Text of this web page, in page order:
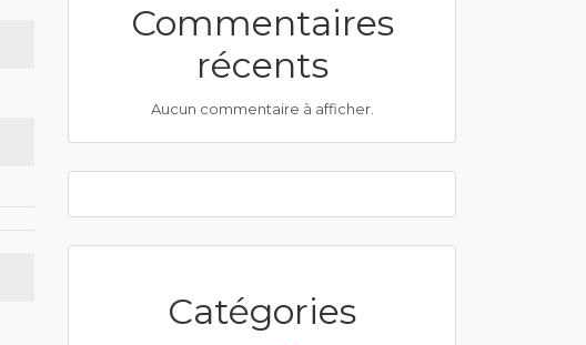
Commentaires
récents
Aucun commentaire à afficher.
Catégories